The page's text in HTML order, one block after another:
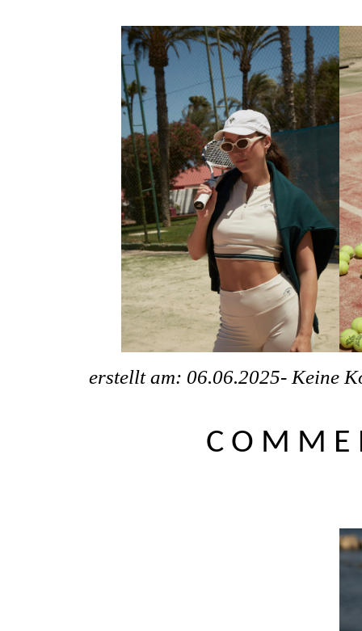
erstellt am: 06.06.2025- Keine